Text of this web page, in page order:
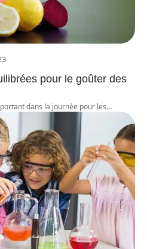
pour le goûter des
dans la journée pour les…